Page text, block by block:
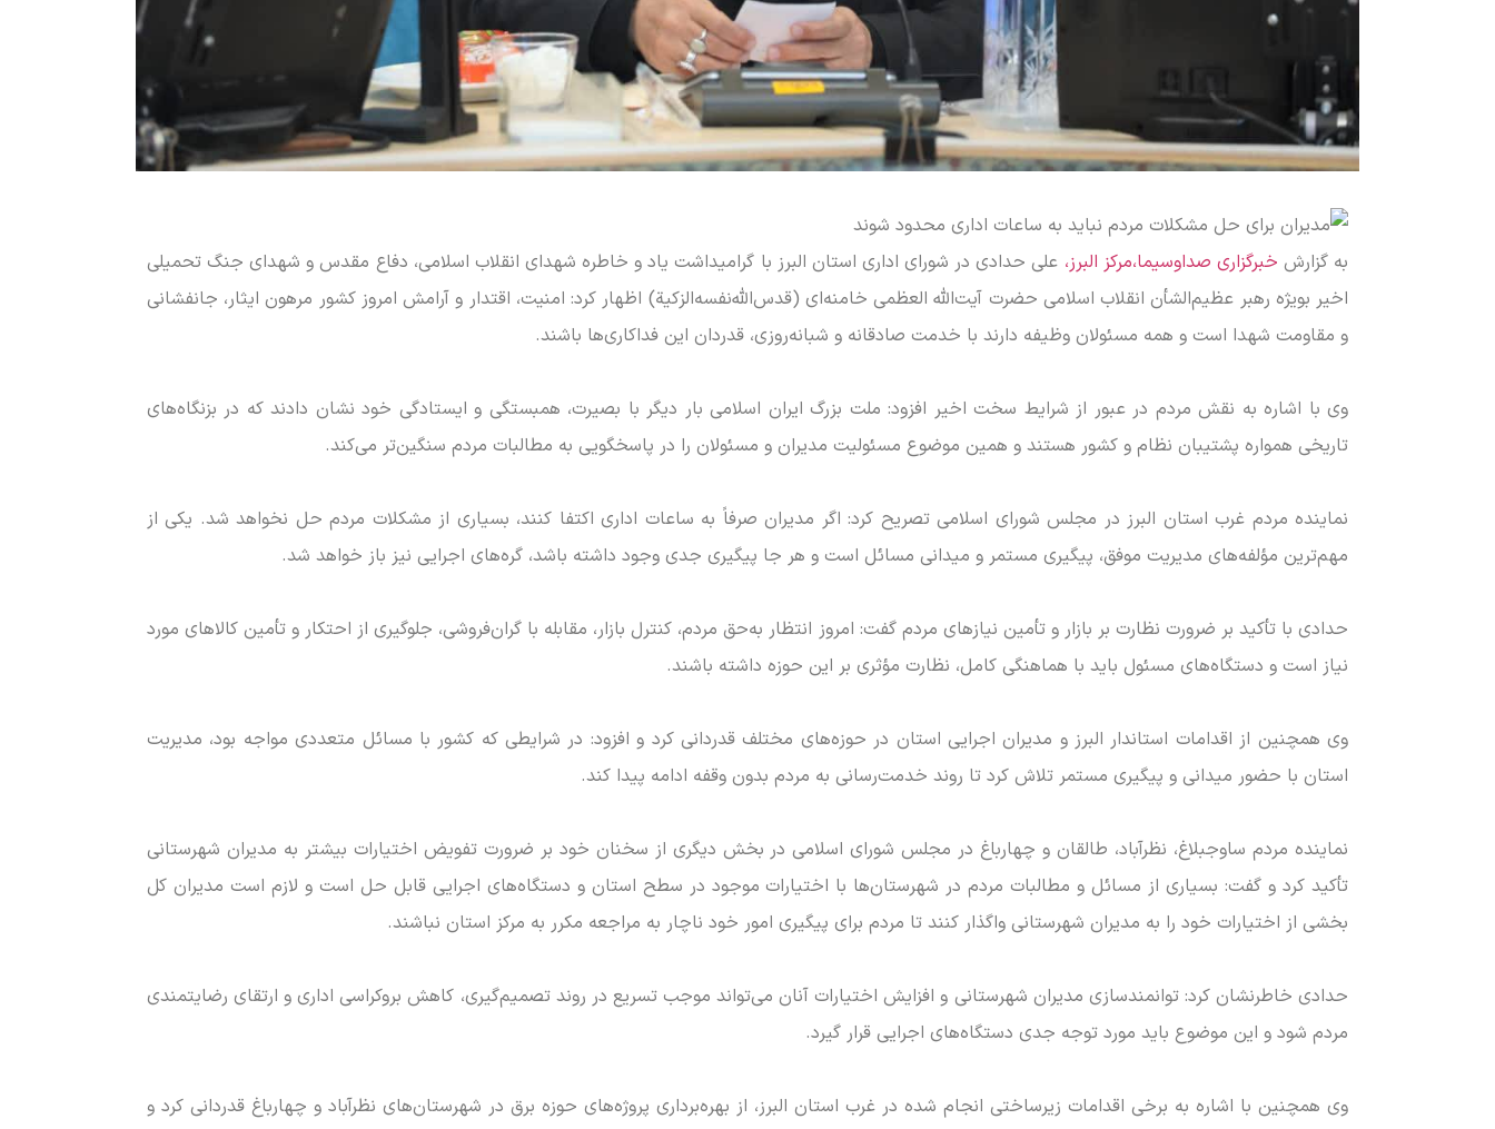
به گزارش خبرگزاری صداوسیما،مرکز البرز، علی حدادی در شورای اداری استان البرز با گرامیداشت یاد و خاطره شهدای انقلاب اسلامی، دفاع مقدس و شهدای جنگ تحمیلی
اخیر بویژه رهبر عظیم‌الشأن انقلاب اسلامی حضرت آیت‌الله العظمی خامنه‌ای (قدس‌الله‌نفسه‌الزکیة) اظهار کرد: امنیت، اقتدار و آرامش امروز کشور مرهون ایثار، جانفشانی
و مقاومت شهدا است و همه مسئولان وظیفه دارند با خدمت صادقانه و شبانه‌روزی، قدردان این فداکاری‌ها باشند.
وی با اشاره به نقش مردم در عبور از شرایط سخت اخیر افزود: ملت بزرگ ایران اسلامی بار دیگر با بصیرت، همبستگی و ایستادگی خود نشان دادند که در بزنگاه‌های
تاریخی همواره پشتیبان نظام و کشور هستند و همین موضوع مسئولیت مدیران و مسئولان را در پاسخگویی به مطالبات مردم سنگین‌تر می‌کند.
نماینده مردم غرب استان البرز در مجلس شورای اسلامی تصریح کرد: اگر مدیران صرفاً به ساعات اداری اکتفا کنند، بسیاری از مشکلات مردم حل نخواهد شد. یکی از
مهم‌ترین مؤلفه‌های مدیریت موفق، پیگیری مستمر و میدانی مسائل است و هر جا پیگیری جدی وجود داشته باشد، گره‌های اجرایی نیز باز خواهد شد.
حدادی با تأکید بر ضرورت نظارت بر بازار و تأمین نیاز‌های مردم گفت: امروز انتظار به‌حق مردم، کنترل بازار، مقابله با گران‌فروشی، جلوگیری از احتکار و تأمین کالا‌های مورد
نیاز است و دستگاه‌های مسئول باید با هماهنگی کامل، نظارت مؤثری بر این حوزه داشته باشند.
وی همچنین از اقدامات استاندار البرز و مدیران اجرایی استان در حوزه‌های مختلف قدردانی کرد و افزود: در شرایطی که کشور با مسائل متعددی مواجه بود، مدیریت
استان با حضور میدانی و پیگیری مستمر تلاش کرد تا روند خدمت‌رسانی به مردم بدون وقفه ادامه پیدا کند.
نماینده مردم ساوجبلاغ، نظرآباد، طالقان و چهارباغ در مجلس شورای اسلامی در بخش دیگری از سخنان خود بر ضرورت تفویض اختیارات بیشتر به مدیران شهرستانی
تأکید کرد و گفت: بسیاری از مسائل و مطالبات مردم در شهرستان‌ها با اختیارات موجود در سطح استان و دستگاه‌های اجرایی قابل حل است و لازم است مدیران کل
بخشی از اختیارات خود را به مدیران شهرستانی واگذار کنند تا مردم برای پیگیری امور خود ناچار به مراجعه مکرر به مرکز استان نباشند.
حدادی خاطرنشان کرد: توانمندسازی مدیران شهرستانی و افزایش اختیارات آنان می‌تواند موجب تسریع در روند تصمیم‌گیری، کاهش بروکراسی اداری و ارتقای رضایتمندی
مردم شود و این موضوع باید مورد توجه جدی دستگاه‌های اجرایی قرار گیرد.
وی همچنین با اشاره به برخی اقدامات زیرساختی انجام شده در غرب استان البرز، از بهره‌برداری پروژه‌های حوزه برق در شهرستان‌های نظرآباد و چهارباغ قدردانی کرد و